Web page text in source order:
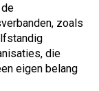
zoals
die
eigen belang